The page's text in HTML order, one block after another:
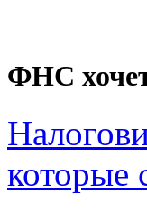
ФНС
которые